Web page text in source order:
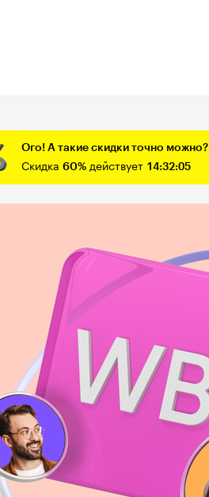
Ого! А такие скидки точно можно?
Скидка 60% действует 14:32:04